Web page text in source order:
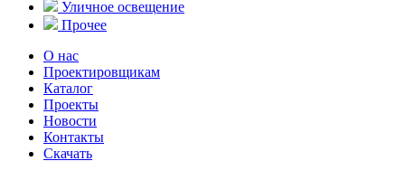
Уличное освещение
Прочее
О нас
Проектировщикам
Каталог
Проекты
Новости
Контакты
Скачать